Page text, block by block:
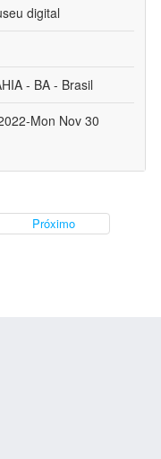
digital
- BA - Brasil
Mon Nov 30
Próximo